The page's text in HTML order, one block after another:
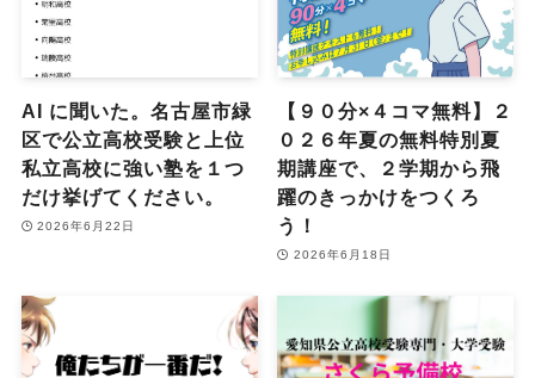
AI に聞いた。名古屋市緑
区で公立高校受験と上位
私立高校に強い塾を１つ
だけ挙げてください。
2026年6月22日
【９０分×４コマ無料】２
０２６年夏の無料特別夏
期講座で、２学期から飛
躍のきっかけをつくろ
う！
2026年6月18日